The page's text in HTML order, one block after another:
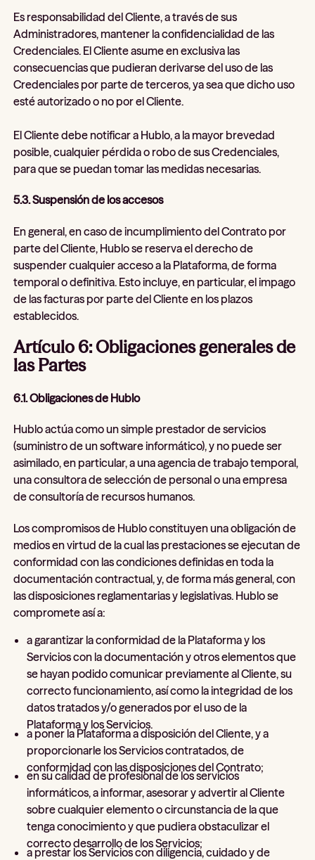
Es responsabilidad del Cliente, a través de sus
Administradores, mantener la confidencialidad de las
Credenciales. El Cliente asume en exclusiva las
consecuencias que pudieran derivarse del uso de las
Credenciales por parte de terceros, ya sea que dicho uso
esté autorizado o no por el Cliente.
El Cliente debe notificar a Hublo, a la mayor brevedad
posible, cualquier pérdida o robo de sus Credenciales,
para que se puedan tomar las medidas necesarias.
5.3. Suspensión de los accesos
En general, en caso de incumplimiento del Contrato por
parte del Cliente, Hublo se reserva el derecho de
suspender cualquier acceso a la Plataforma, de forma
temporal o definitiva. Esto incluye, en particular, el impago
de las facturas por parte del Cliente en los plazos
establecidos.
Artículo 6: Obligaciones generales de
las Partes
6.1. Obligaciones de Hublo
Hublo actúa como un simple prestador de servicios
(suministro de un software informático), y no puede ser
asimilado, en particular, a una agencia de trabajo temporal,
una consultora de selección de personal o una empresa
de consultoría de recursos humanos.
Los compromisos de Hublo constituyen una obligación de
medios en virtud de la cual las prestaciones se ejecutan de
conformidad con las condiciones definidas en toda la
documentación contractual, y, de forma más general, con
las disposiciones reglamentarias y legislativas. Hublo se
compromete así a:
a garantizar la conformidad de la Plataforma y los
Servicios con la documentación y otros elementos que
se hayan podido comunicar previamente al Cliente, su
correcto funcionamiento, así como la integridad de los
datos tratados y/o generados por el uso de la
Plataforma y los Servicios.
a poner la Plataforma a disposición del Cliente, y a
proporcionarle los Servicios contratados, de
conformidad con las disposiciones del Contrato;
en su calidad de profesional de los servicios
informáticos, a informar, asesorar y advertir al Cliente
sobre cualquier elemento o circunstancia de la que
tenga conocimiento y que pudiera obstaculizar el
correcto desarrollo de los Servicios;
a prestar los Servicios con diligencia, cuidado y de